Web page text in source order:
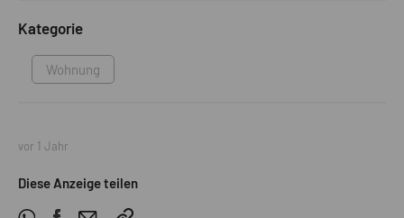
Kategorie
Wohnung
vor 1 Jahr
Diese Anzeige teilen